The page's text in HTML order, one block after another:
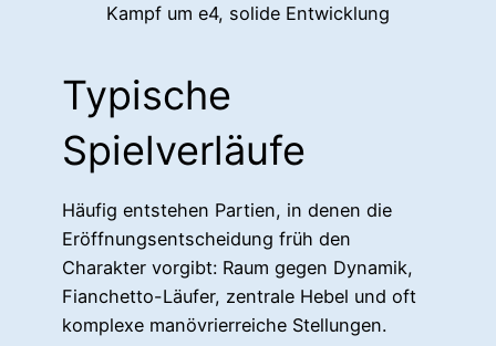
Kampf um e4, solide Entwicklung
Typische
Spielverläufe
Häufig entstehen Partien, in denen die
Eröffnungsentscheidung früh den
Charakter vorgibt: Raum gegen Dynamik,
Fianchetto-Läufer, zentrale Hebel und oft
komplexe manövrierreiche Stellungen.